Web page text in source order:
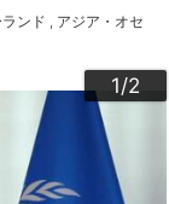
ンド
アジア・オセ
1/2
2/2